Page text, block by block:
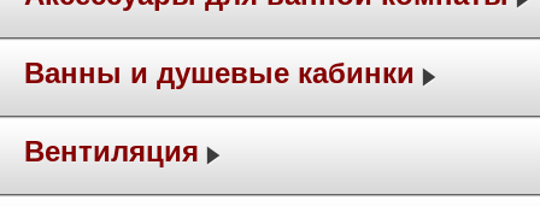
Ванны и душевые кабинки
Вентиляция